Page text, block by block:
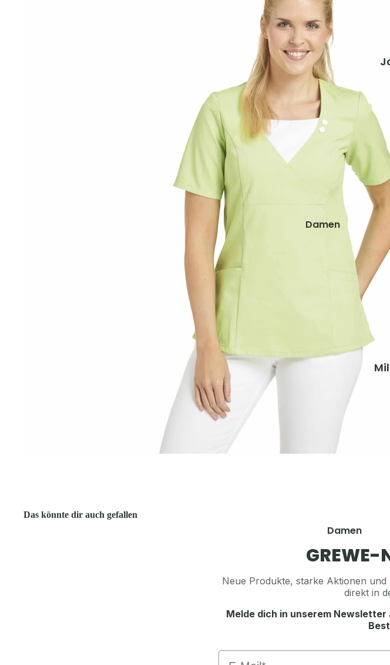
Schuhe &
Westen
Herren
Jacken
Hosen
Shirts &
Pullover &
Schuhe &
Westen
Kinder
Jacken
Hosen
Shirts
Ausrüstung
Rucksäcke
Zelte &
Trink- &
Taschen &
Gaskocher,
Teller, Töpfe
Sonstiges
Accessoires
Handschuhe
Damen
Shirts & Blusen
Pullover & Hoodies
Schuhe & Zubehör
Shirts & Hemden
Pullover & Hoodies
Westen
Mützen & Caps
Balaclava &
Schals & Tücher
Handschuhe
Gürtel, Koppel &
Damen
Jacken
Shirts &
Das könnte dir auch gefallen
Neue Produkte, starke Aktionen
direkt in
Melde dich in unserem
Email